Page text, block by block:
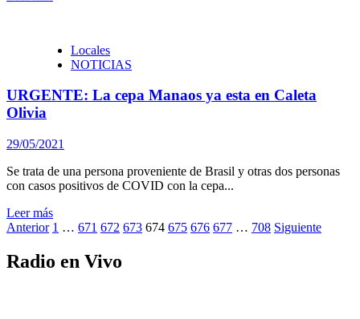
Locales
NOTICIAS
URGENTE: La cepa Manaos ya esta en Caleta
Olivia
29/05/2021
Se trata de una persona proveniente de Brasil y otras dos personas
con casos positivos de COVID con la cepa...
Leer más
Paginación
de
entradas
Anterior 1 … 671 672 673 674 675 676 677 … 708 Siguiente
Radio en Vivo